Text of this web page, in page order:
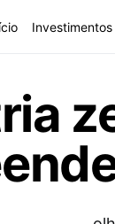
Investimentos